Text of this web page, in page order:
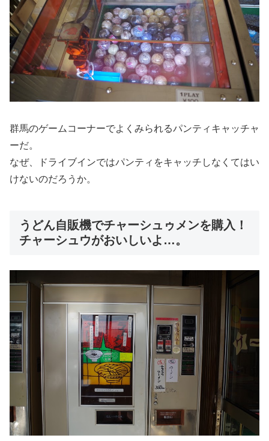
群馬のゲームコーナーでよくみられるパンティキャッチャ
ーだ。
なぜ、ドライブインではパンティをキャッチしなくてはい
けないのだろうか。
うどん自販機でチャーシュゥメンを購入！
チャーシュウがおいしいよ…。